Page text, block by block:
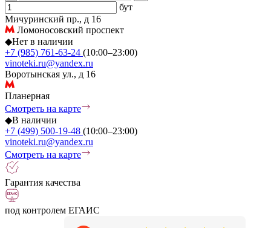
бут
Мичуринский пр., д 16
Ломоносовский проспект
◆Нет в наличии
+7 (985) 761-63-24 (10:00–23:00)
vinoteki.ru@yandex.ru
Воротынская ул., д 16
Планерная
Смотреть на карте
◆В наличии
+7 (499) 500-19-48 (10:00–23:00)
vinoteki.ru@yandex.ru
Смотреть на карте
Гарантия качества
под контролем ЕГАИС